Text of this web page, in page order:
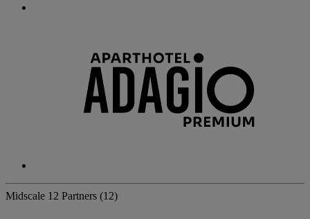
Midscale 12 Partners (12)